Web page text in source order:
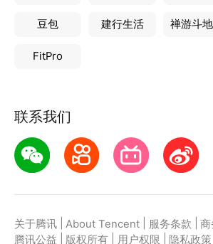
豆包 建行生活 禅游斗
FitPro
联系我们
关于腾讯 About Tencent 服务条款 商
腾讯公益
版权所有 用户权限 隐私政策